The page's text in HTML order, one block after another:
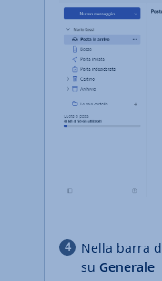
Nella barra
su Generale